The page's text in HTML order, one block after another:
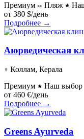
Премиум
Пляж
от 380 $/день
Подробнее →
Аюрведическая
Коллам, Керала
Премиум
Наш выбор
от 460 €/день
Подробнее →
Greens Ayurveda